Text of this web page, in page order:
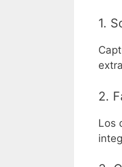
1.
2.
Los